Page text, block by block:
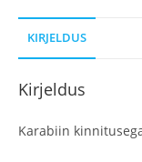
KIRJELDUS
Kirjeldus
Karabiin